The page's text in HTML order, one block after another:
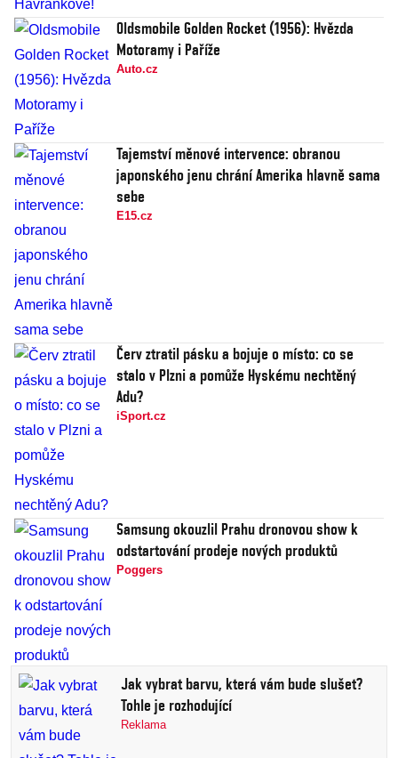
Oldsmobile Golden Rocket (1956): Hvězda
Motoramy i Paříže
Auto.cz
Tajemství měnové intervence: obranou
japonského jenu chrání Amerika hlavně sama
sebe
E15.cz
Červ ztratil pásku a bojuje o místo: co se
stalo v Plzni a pomůže Hyskému nechtěný
Adu?
iSport.cz
Samsung okouzlil Prahu dronovou show k
odstartování prodeje nových produktů
Poggers
Jak vybrat barvu, která vám bude slušet?
Tohle je rozhodující
Reklama